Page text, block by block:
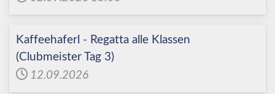
Kaffeehaferl - Regatta alle Klassen
(Clubmeister Tag 3)
12.09.2026